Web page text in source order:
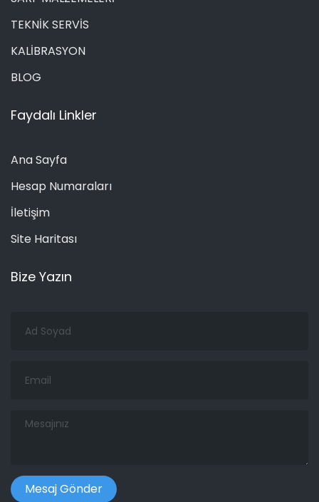
TEKNİK SERVİS
KALİBRASYON
BLOG
Faydalı Linkler
Ana Sayfa
Hesap Numaraları
İletişim
Site Haritası
Bize Yazın
Soyad
Mesajınız